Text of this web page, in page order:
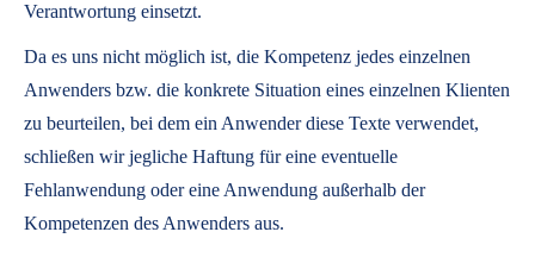
Verantwortung einsetzt.
Da es uns nicht möglich ist, die Kompetenz jedes einzelnen
Anwenders bzw. die konkrete Situation eines einzelnen Klienten
zu beurteilen, bei dem ein Anwender diese Texte verwendet,
schließen wir jegliche Haftung für eine eventuelle
Fehlanwendung oder eine Anwendung außerhalb der
Kompetenzen des Anwenders aus.